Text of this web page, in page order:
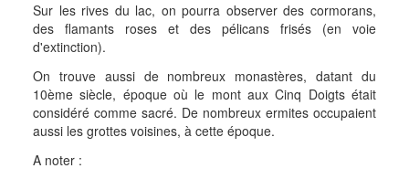
Sur les rives du lac, on pourra observer des cormorans,
des flamants roses et des pélicans frisés (en voie
d'extinction).
On trouve aussi de nombreux monastères, datant du
10ème siècle, époque où le mont aux Cinq Doigts était
considéré comme sacré. De nombreux ermites occupaient
aussi les grottes voisines, à cette époque.
A noter :